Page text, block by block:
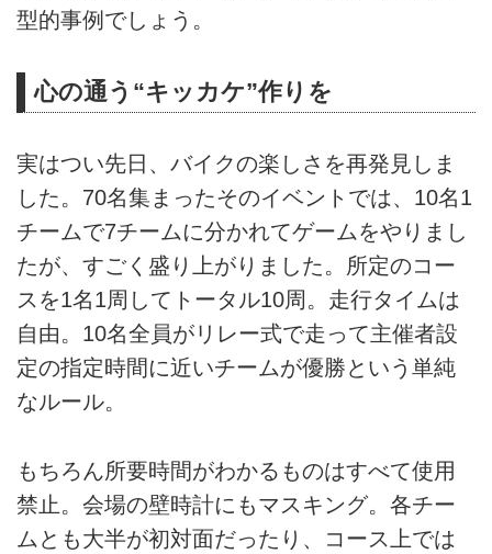
型的事例でしょう。
心の通う“キッカケ”作りを
実はつい先日、バイクの楽しさを再発見しま
した。70名集まったそのイベントでは、10名1
チームで7チームに分かれてゲームをやりまし
たが、すごく盛り上がりました。所定のコー
スを1名1周してトータル10周。走行タイムは
自由。10名全員がリレー式で走って主催者設
定の指定時間に近いチームが優勝という単純
なルール。
もちろん所要時間がわかるものはすべて使用
禁止。会場の壁時計にもマスキング。各チー
ムとも大半が初対面だったり、コース上では